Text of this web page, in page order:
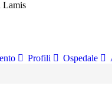
Lamis
Profili Ospedale